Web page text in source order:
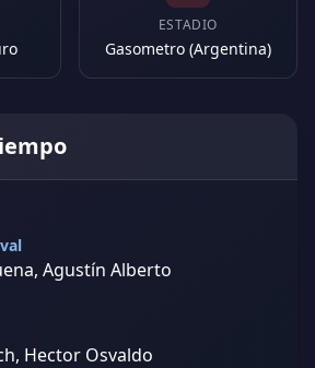
ESTADIO
Gasometro (Argentina)
Agustín Alberto
Hector Osvaldo